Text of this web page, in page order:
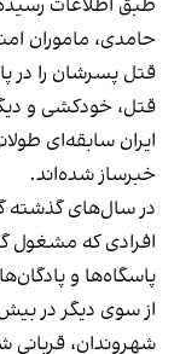
حامدی، ماموران
قتل پسرشان را در
قتل، خودکشی و
ایران سابقه‌ای
خبرساز شده‌اند.
در سال‌های گذشته
افرادی که مشغول
پاسگاه‌ها و
از سوی دیگر در
شهروندان، قربانی